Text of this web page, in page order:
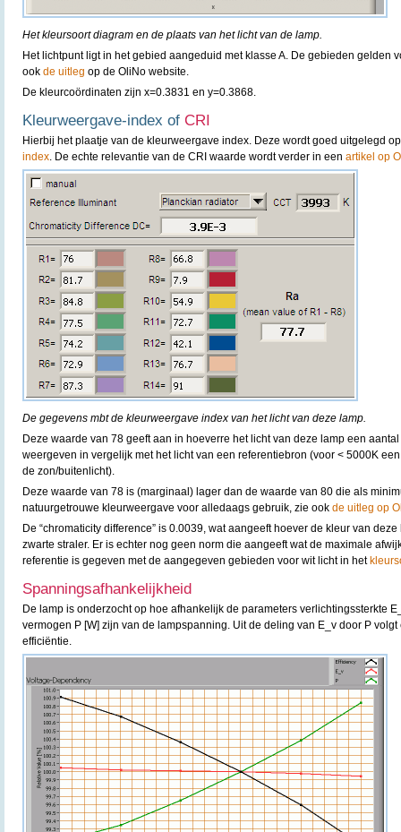
Het kleursoort diagram en de plaats van het licht van de lamp.
Het lichtpunt ligt in het gebied aangeduid met klasse A. De gebieden gelden
ook de uitleg op de OliNo website.
De kleurcoördinaten zijn x=0.3831 en y=0.3868.
Kleurweergave-index of CRI
Hierbij het plaatje van de kleurweergave index. Deze wordt goed uitgelegd
index. De echte relevantie van de CRI waarde wordt verder in een artikel op
De gegevens mbt de kleurweergave index van het licht van deze lamp.
Deze waarde van 78 geeft aan in hoeverre het licht van deze lamp een
weergeven in vergelijk met het licht van een referentiebron (voor < 5000K
de zon/buitenlicht).
Deze waarde van 78 is (marginaal) lager dan de waarde van 80 die als
natuurgetrouwe kleurweergave voor alledaags gebruik, zie ook de uitleg op
De “chromaticity difference” is 0.0039, wat aangeeft hoever de kleur van
zwarte straler. Er is echter nog geen norm die aangeeft wat de maximale
referentie is gegeven met de aangegeven gebieden voor wit licht in het
Spanningsafhankelijkheid
De lamp is onderzocht op hoe afhankelijk de parameters verlichtingssterkte
vermogen P [W] zijn van de lampspanning. Uit de deling van E_v door P
efficiëntie.